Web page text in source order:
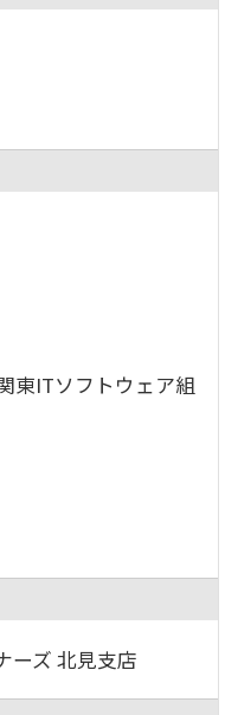
東ITソフトウェア組
ーズ 北見支店